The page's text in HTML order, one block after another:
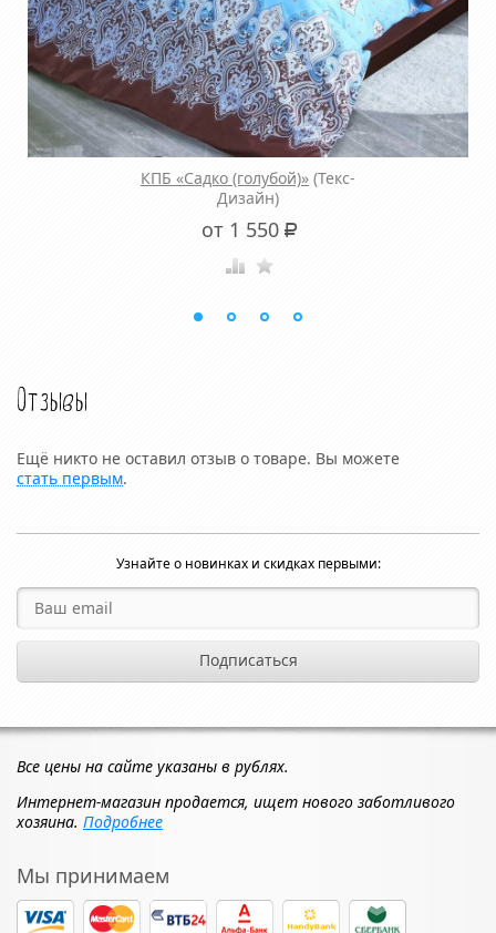
КПБ «Садко (голубой)» (Текс-
Дизайн)
от 1 550 Р
Отзывы
Ещё никто не оставил отзыв о товаре. Вы можете
стать первым.
Узнайте о новинках и скидках первыми:
Все цены на сайте указаны в рублях.
Интернет-магазин продается, ищет нового заботливого
хозяина. Подробнее
Мы принимаем